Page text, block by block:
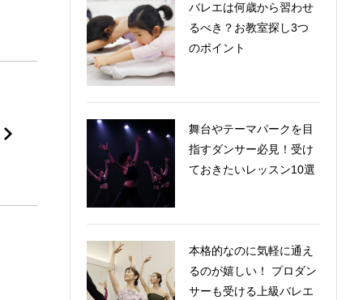
バレエは何歳から習わせ
るべき？お教室探し3つ
のポイント
舞台やテーマパークを目
指すダンサー必見！受け
ておきたいレッスン10選
本格的なのに気軽に通え
るのが嬉しい！ プロダン
サーも受ける上級バレエ